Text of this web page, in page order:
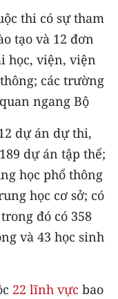
thi có sự tham
tạo và 12 đơn
học, viện, viện
các trường
ngang Bộ
dự án dự thi,
dự án tập thể;
học phổ thông
học cơ sở; có
đó có 358
và 43 học sinh
22 lĩnh vực bao